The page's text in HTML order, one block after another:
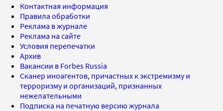
Контактная информация
Правила обработки
Реклама в журнале
Реклама на сайте
Условия перепечатки
Архив
Вакансии в Forbes Russia
Сканер иноагентов, причастных к экстремизму и
терроризму и организаций, признанных
нежелательными
Подписка на печатную версию журнала